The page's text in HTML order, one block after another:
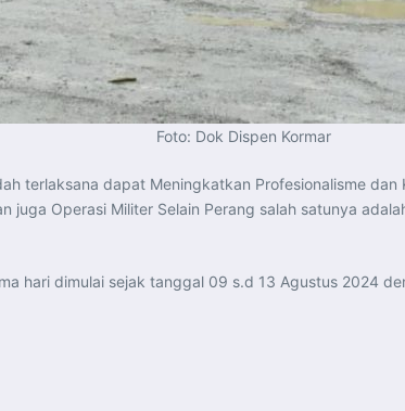
Foto: Dok Dispen Kormar
terlaksana dapat Meningkatkan Profesionalisme
juga Operasi Militer Selain Perang salah satunya
hari dimulai sejak tanggal 09 s.d 13 Agustus 2024